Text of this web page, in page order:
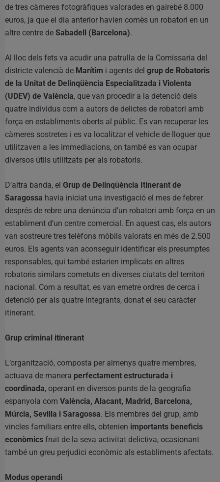
de tres càmeres fotogràfiques valorades en gairebé 8.000
euros, ja que el dia anterior havien comès un robatori en un
altre centre de Sabadell (Barcelona).
Al lloc dels fets va acudir una patrulla de la Comissaria del
districte valencià de Marítim i agents del grup de Robatoris
de la Unitat de Delinqüència Especialitzada i Violenta
(UDEV) de València, que van procedir a la detenció dels
quatre individus com a autors de delictes de robatori amb
força en establiments oberts al públic. Es van recuperar les
càmeres sostretes i es va localitzar el vehicle de lloguer que
utilitzaven a les immediacions, on també es van ocupar
diversos útils utilitzats per als robatoris.
D’altra banda, el Grup de Delinqüència Itinerant de
Saragossa havia iniciat una investigació el mes de febrer
després de rebre una denúncia d’un robatori amb força en un
establiment d’un centre comercial. En aquest cas, els autors
van sostreure tres telèfons mòbils valorats en més de 2.500
euros. Els agents van aconseguir identificar els presumptes
responsables, qui també estarien implicats en altres
robatoris similars cometuts en diverses ciutats del territori
nacional. Com a resultat, es van emetre ordres de cerca i
detenció per als quatre integrants, donat el seu caràcter
itinerant.
Grup criminal itinerant
L’organització, composta per almenys quatre membres,
actuava de manera perfectament estructurada i
coordinada, operant en diversos punts de la geografia
espanyola com València, Alacant, Madrid, Barcelona,
Múrcia, Sevilla i Saragossa. Els membres del grup, amb
vincles familiars entre ells, obtenien importants beneficis
econòmics fruit de la seva activitat delictiva, ocasionant
també un greu perjudici econòmic als establiments afectats.
Modus operandi